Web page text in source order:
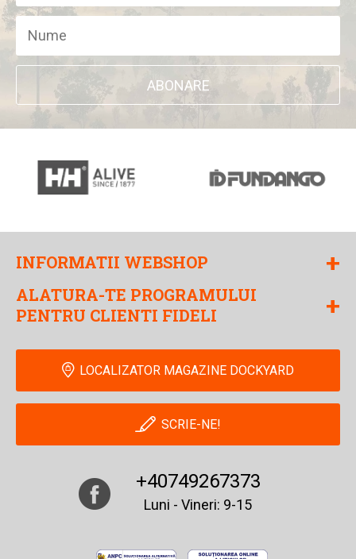
ABONARE
INFORMATII WEBSHOP +
ALATURA-TE PROGRAMULUI
PENTRU CLIENTI FIDELI
+
LOCALIZATOR MAGAZINE DOCKYARD
+40749267373
Luni - Vineri: 9-15
SCRIE-NE!